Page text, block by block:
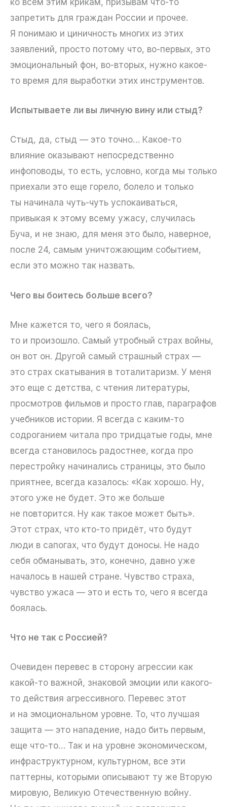
ко всем этим крикам, призывам что-то
запретить для граждан России и прочее.
Я понимаю и циничность многих из этих
заявлений, просто потому что, во-первых, это
эмоциональный фон, во-вторых, нужно какое-
то время для выработки этих инструментов.
Испытываете ли вы личную вину или стыд?
Стыд, да, стыд — это точно… Какое-то
влияние оказывают непосредственно
инфоповоды, то есть, условно, когда мы только
приехали это еще горело, болело и только
ты начинала чуть-чуть успокаиваться,
привыкая к этому всему ужасу, случилась
Буча, и не знаю, для меня это было, наверное,
после 24, самым уничтожающим событием,
если это можно так назвать.
Чего вы боитесь больше всего?
Мне кажется то, чего я боялась,
то и произошло. Самый утробный страх войны,
он вот он. Другой самый страшный страх —
это страх скатывания в тоталитаризм. У меня
это еще с детства, с чтения литературы,
просмотров фильмов и просто глав, параграфов
учебников истории. Я всегда с каким-то
содроганием читала про тридцатые годы, мне
всегда становилось радостнее, когда про
перестройку начинались страницы, это было
приятнее, всегда казалось: «Как хорошо. Ну,
этого уже не будет. Это же больше
не повторится. Ну как такое может быть».
Этот страх, что кто-то придёт, что будут
люди в сапогах, что будут доносы. Не надо
себя обманывать, это, конечно, давно уже
началось в нашей стране. Чувство страха,
чувство ужаса — это и есть то, чего я всегда
боялась.
Что не так с Россией?
Очевиден перевес в сторону агрессии как
какой-то важной, знаковой эмоции или какого-
то действия агрессивного. Перевес этот
и на эмоциональном уровне. То, что лучшая
защита — это нападение, надо бить первым,
еще что-то… Так и на уровне экономическом,
инфраструктурном, культурном, все эти
паттерны, которыми описывают ту же Вторую
мировую, Великую Отечественную войну.